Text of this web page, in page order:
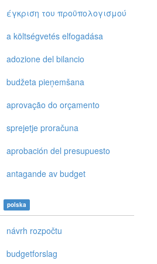
έγκριση τoυ πρoϋπoλoγισμoύ
a költségvetés elfogadása
adozione del bilancio
budžeta pieņemšana
aprovação do orçamento
sprejetje proračuna
aprobación del presupuesto
antagande av budget
polska
návrh rozpočtu
budgetforslag